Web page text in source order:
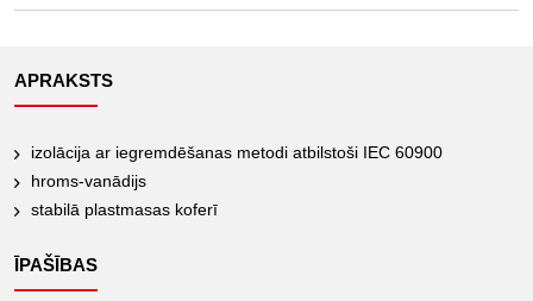
APRAKSTS
izolācija ar iegremdēšanas metodi atbilstoši IEC 60900
hroms-vanādijs
stabilā plastmasas koferī
ĪPAŠĪBAS